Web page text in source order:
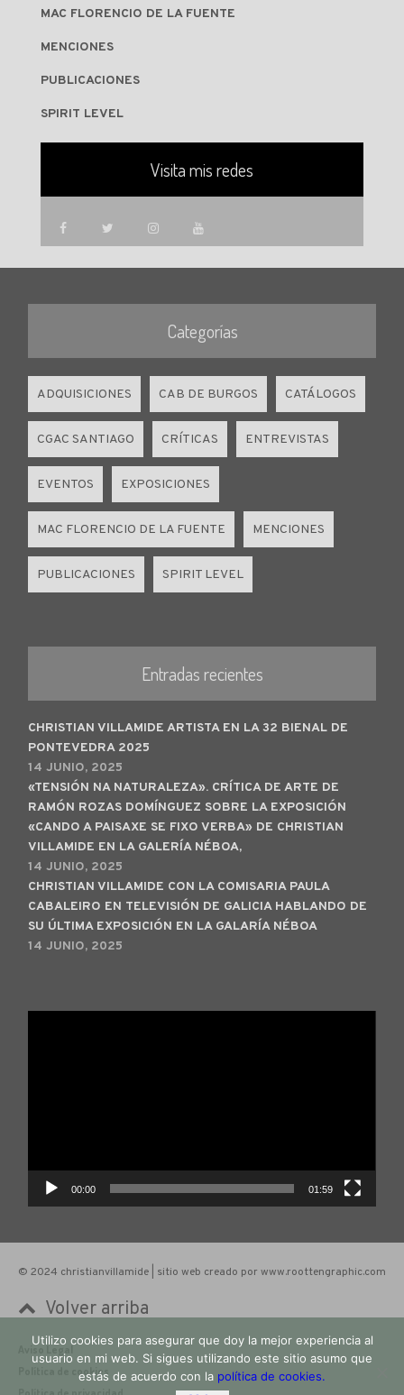
MAC FLORENCIO DE LA FUENTE
MENCIONES
PUBLICACIONES
SPIRIT LEVEL
Visita mis redes
Categorías
ADQUISICIONES CAB DE BURGOS CATÁLOGOS
CGAC SANTIAGO CRÍTICAS ENTREVISTAS
EVENTOS EXPOSICIONES
MAC FLORENCIO DE LA FUENTE MENCIONES
PUBLICACIONES SPIRIT LEVEL
Entradas recientes
CHRISTIAN VILLAMIDE ARTISTA EN LA 32 BIENAL DE
PONTEVEDRA 2025
14 JUNIO, 2025
«TENSIÓN NA NATURALEZA». CRÍTICA DE ARTE DE
RAMÓN ROZAS DOMÍNGUEZ SOBRE LA EXPOSICIÓN
«CANDO A PAISAXE SE FIXO VERBA» DE CHRISTIAN
VILLAMIDE EN LA GALERÍA NÉBOA,
14 JUNIO, 2025
CHRISTIAN VILLAMIDE CON LA COMISARIA PAULA
CABALEIRO EN TELEVISIÓN DE GALICIA HABLANDO DE
SU ÚLTIMA EXPOSICIÓN EN LA GALARÍA NÉBOA
14 JUNIO, 2025
00:00 01:59
© 2024 christianvillamide | sitio web creado por www.roottengraphic.com
Volver arriba
Aviso Legal
Política de cookies
Utilizo cookies para asegurar que doy la mejor experiencia al
usuario en mi web. Si sigues utilizando este sitio asumo que
estás de acuerdo con la política de cookies.